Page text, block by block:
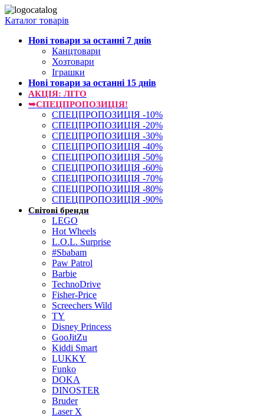
Каталог товарів
Нові товари за останнi 7 днiв
Канцтовари
Хозтовари
Іграшки
Нові товари за останнi 15 днiв
АКЦІЯ: ЛІТО
➥СПЕЦПРОПОЗИЦІЯ!
СПЕЦПРОПОЗИЦІЯ -10%
СПЕЦПРОПОЗИЦІЯ -20%
СПЕЦПРОПОЗИЦІЯ -30%
СПЕЦПРОПОЗИЦІЯ -40%
СПЕЦПРОПОЗИЦІЯ -50%
СПЕЦПРОПОЗИЦІЯ -60%
СПЕЦПРОПОЗИЦІЯ -70%
СПЕЦПРОПОЗИЦІЯ -80%
СПЕЦПРОПОЗИЦІЯ -90%
Світові бренди
LEGO
Hot Wheels
L.O.L. Surprise
#Sbabam
Paw Patrol
Barbie
TechnoDrive
Fisher-Price
Screechers Wild
TY
Disney Princess
GooJitZu
Kiddi Smart
LUKKY
Funko
DOKA
DINOSTER
Bruder
Laser X